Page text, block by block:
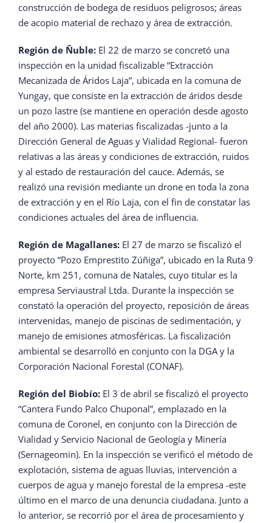
construcción de bodega de residuos peligrosos; áreas
de acopio material de rechazo y área de extracción.
Región de Ñuble: El 22 de marzo se concretó una
inspección en la unidad fiscalizable “Extracción
Mecanizada de Áridos Laja”, ubicada en la comuna de
Yungay, que consiste en la extracción de áridos desde
un pozo lastre (se mantiene en operación desde agosto
del año 2000). Las materias fiscalizadas -junto a la
Dirección General de Aguas y Vialidad Regional- fueron
relativas a las áreas y condiciones de extracción, ruidos
y al estado de restauración del cauce. Además, se
realizó una revisión mediante un drone en toda la zona
de extracción y en el Río Laja, con el fin de constatar las
condiciones actuales del área de influencia.
Región de Magallanes: El 27 de marzo se fiscalizó el
proyecto “Pozo Emprestito Zúñiga”, ubicado en la Ruta 9
Norte, km 251, comuna de Natales, cuyo titular es la
empresa Serviaustral Ltda. Durante la inspección se
constató la operación del proyecto, reposición de áreas
intervenidas, manejo de piscinas de sedimentación, y
manejo de emisiones atmosféricas. La fiscalización
ambiental se desarrolló en conjunto con la DGA y la
Corporación Nacional Forestal (CONAF).
Región del Biobío: El 3 de abril se fiscalizó el proyecto
“Cantera Fundo Palco Chuponal”, emplazado en la
comuna de Coronel, en conjunto con la Dirección de
Vialidad y Servicio Nacional de Geología y Minería
(Sernageomin). En la inspección se verificó el método de
explotación, sistema de aguas lluvias, intervención a
cuerpos de agua y manejo forestal de la empresa -este
último en el marco de una denuncia ciudadana. Junto a
lo anterior, se recorrió por el área de procesamiento y